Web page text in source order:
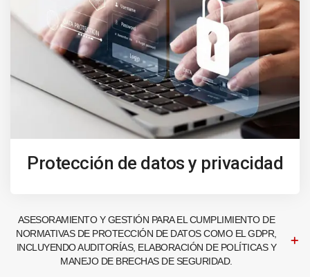
Protección de datos y privacidad
ASESORAMIENTO Y GESTIÓN PARA EL CUMPLIMIENTO DE
NORMATIVAS DE PROTECCIÓN DE DATOS COMO EL GDPR,
INCLUYENDO AUDITORÍAS, ELABORACIÓN DE POLÍTICAS Y
MANEJO DE BRECHAS DE SEGURIDAD.